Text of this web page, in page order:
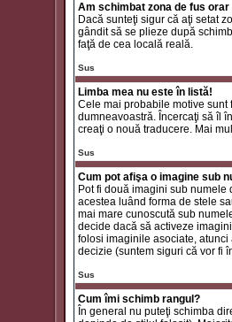
Am schimbat zona de fus
Dacă sunteţi sigur că aţi setat
gândit să se plieze după
faţă de cea locală reală.
Sus
Limba mea nu este în listă!
Cele mai probabile motive
dumneavoastră. Încercaţi să îl
creaţi o nouă traducere. Mai
Sus
Cum pot afişa o imagine sub
Pot fi două imagini sub
acestea luând forma de stele
mai mare cunoscută sub
decide dacă să activeze
folosi imaginile asociate,
decizie (suntem siguri că vor fi
Sus
Cum îmi schimb rangul?
În general nu puteţi schimba